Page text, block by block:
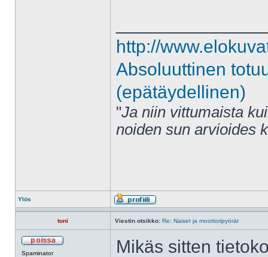
http://
Absoluuttinen
(epätäydellinen)
"Ja niin vittumaista
noiden sun arvioides
Ylös
toni Viestin otsikko: Re: Naiset ja moottoripyörät
Spaminator Mikäs sitten